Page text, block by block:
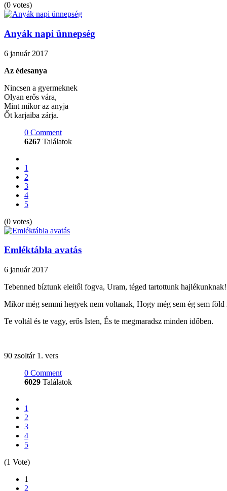
(0 votes)
Anyák napi ünnepség
6 január 2017
Az édesanya
Nincsen a gyermeknek
Olyan erős vára,
Mint mikor az anyja
Őt karjaiba zárja.
0 Comment
6267 Találatok
1
2
3
4
5
(0 votes)
Emléktábla avatás
6 január 2017
Tebenned bíztunk eleitől fogva, Uram, téged tartottunk hajlékunknak!
Mikor még semmi hegyek nem voltanak, Hogy még sem ég sem
Te voltál és te vagy, erős Isten, És te megmaradsz minden időben.
90 zsoltár 1. vers
0 Comment
6029 Találatok
1
2
3
4
5
(1 Vote)
1
2